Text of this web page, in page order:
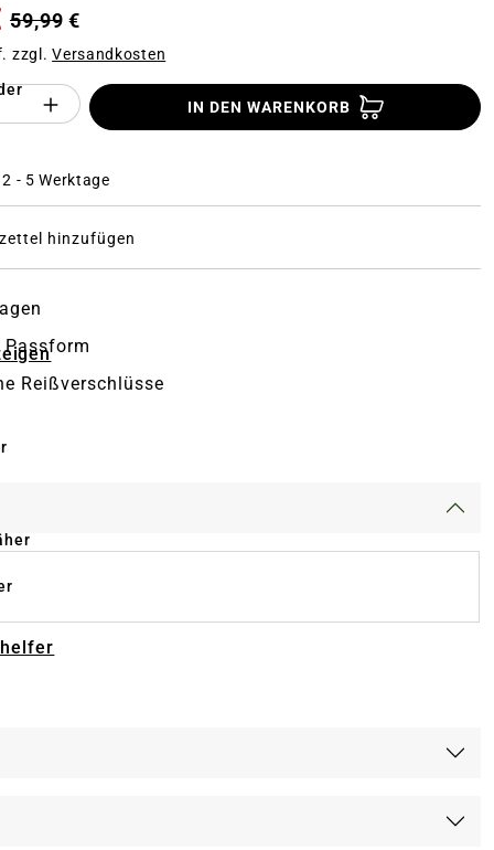
59,99 €
zzgl.Versandkosten
des Produktes "%product%":
IN DEN WARENKORB
- 5 Werktage
hinzufügen
Reißverschlüsse